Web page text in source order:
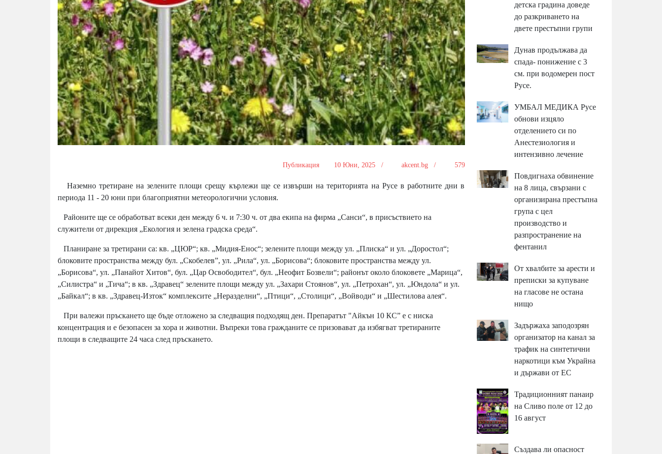
Публикация 10 Юни, 2025 / akcent.bg / 579
Наземно третиране на зелените площи срещу кърлежи ще се извърши на територията на Русе в работните дни в
периода 11 - 20 юни при благоприятни метеорологични условия.
Районите ще се обработват всеки ден между 6 ч. и 7:30 ч. от два екипа на фирма „Санси“, в присъствието на
служители от дирекция „Екология и зелена градска среда“.
Планиране за третирани са: кв. „ЦЮР“; кв. „Мидия-Енос“; зелените площи между ул. „Плиска“ и ул. „Доростол“;
блоковите пространства между бул. „Скобелев”, ул. „Рила“, ул. „Борисова“; блоковите пространства между ул.
„Борисова“, ул. „Панайот Хитов“, бул. „Цар Освободител“, бул. „Неофит Бозвели“; районът около блоковете „Марица“,
„Силистра“ и „Тича“; в кв. „Здравец“ зелените площи между ул. „Захари Стоянов“, ул. „Петрохан“, ул. „Юндола“ и ул.
„Байкал“; в кв. „Здравец-Изток“ комплексите „Неразделни“, „Птици“, „Столици“, „Войводи“ и „Шестилова алея“.
При валежи пръскането ще бъде отложено за следващия подходящ ден. Препаратът "Айкън 10 КС” е с ниска
концентрация и е безопасен за хора и животни. Въпреки това гражданите се призовават да избягват третираните
площи в следващите 24 часа след пръскането.
детска градина доведе
до разкриването на
двете престъпни групи
Дунав продължава да
спада- понижение с 3
см. при водомерен пост
Русе.
УМБАЛ МЕДИКА Русе
обнови изцяло
отделението си по
Анестезиология и
интензивно лечение
Повдигнаха обвинение
на 8 лица, свързани с
организирана престъпна
група с цел
производство и
разпространение на
фентанил
От хвалбите за арести и
преписки за купуване
на гласове не остана
нищо
Задържаха заподозрян
организатор на канал за
трафик на синтетични
наркотици към Украйна
и държави от ЕС
Традиционният панаир
на Сливо поле от 12 до
16 август
Създава ли опасност